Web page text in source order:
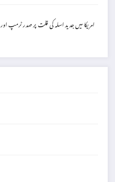
امریکا میں جدید اسلہ کی قلت پر صدر ٹرمپ